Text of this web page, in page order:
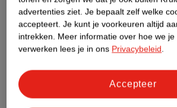
Nature Impact Score
Dit product heeft
Impact Score.
advertenties ziet. Je bepaalt zelf welke
accepteert. Je kunt je voorkeuren altijd
intrekken. Meer informatie over hoe we je
verwerken lees je in ons Privacybeleid.
Accepteer